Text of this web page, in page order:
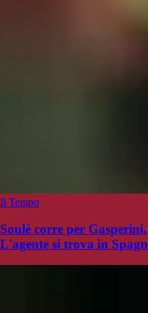
Il Tempo
Soulé corre per
L'agente si trova in